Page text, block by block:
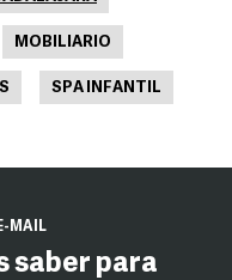
MOBILIARIO
SPA INFANTIL
MAIL
saber para